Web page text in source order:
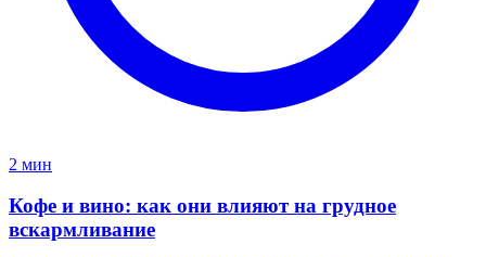
2 мин
Кофе и вино: как они влияют на грудное
вскармливание